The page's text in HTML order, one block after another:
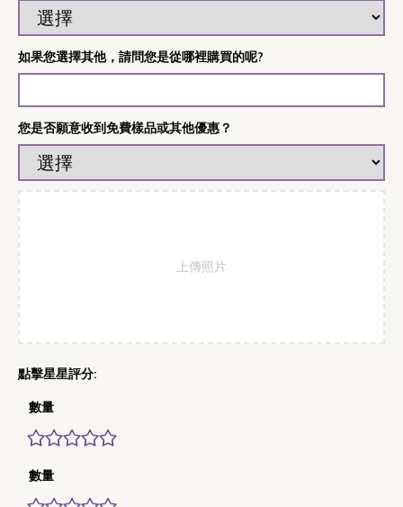
如果您選擇其他，請問您是從哪裡購買的呢?
您是否願意收到免費樣品或其他優惠？
上傳照片
數量
數量